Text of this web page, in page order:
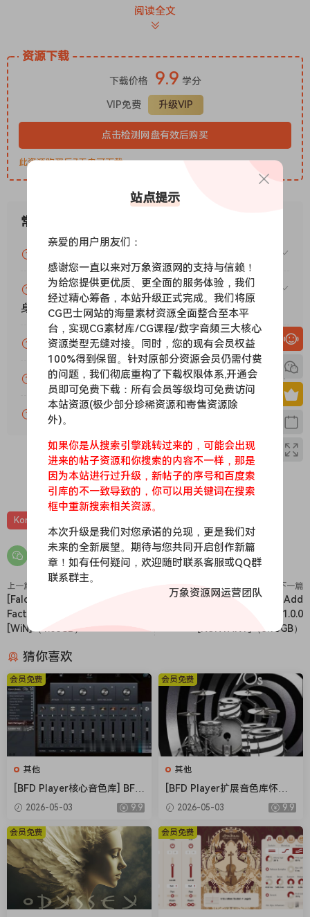
Pacific – Ensemble Strings and thus recorded in the same
space as the rest of the Pacific orchestral project, allowing
blending with the rest of the sections. There was also the
addition of a new mic position on this release: the section
mic which is somewhere between the far/AB and close but
strongly biasing towards close.
There are some familiar articulations in this library like the
marcatos which were sampled in the same way as the
marcatos on Pacific – Ensemble Strings. As well as the
shorts which were rep-sampled as usual. There’s also a
conceptualized on Voyage sessions. It’s technically
measured but loosely played and super fast and it allows a
bit more in the way of back and forth medium-to-fast
lines, almost interval-esque without being a legato patch
specifically. It has (limited) RR functionality.
P2P
阅读全文
资源下载
下载价格 9.9 学分
VIP免费 升级VIP
点击检测网盘有效后购买
此资源购买后7天内可下载。
常见问题
赞助包月VIP（或包年VIP）后能升级包年（或终
身VIP）吗？
为什么付款了未开通VIP会员？
账号可以分享或者借给别人用吗？
VIP会员剩余时间查询？
0 0
Kontakt
上一篇
[Falcon原厂音色库] UVI Falcon
Factory Library Rev2 v26.0.0
[WiN]（1.08GB）
下一篇
[旗舰级鼓组音色库]Just Add
Modern Drums v1.0.0
[KONTAKT]（3.93GB）
猜你喜欢
其他
[BFD Player核心音色库] BFD
Drums BFD Player Core Libr
ary v1.0.0.9-R2R（4.72GB）
2026-05-03 9.9
会员免费
其他
[BFD Player扩展音色库怀旧
摇滚] BFD Drums BFD Playe
r Extension London 70s v1.
0.0.13-R2R（2.71GB）
2026-05-03 9.9
会员免费
会员免费 会员免费
站点提示
亲爱的用户朋友们：
感谢您一直以来对万象资源网的支持与信赖！
为给您提供更优质、更全面的服务体验，我们
经过精心筹备，本站升级正式完成。我们将原
CG巴士网站的海量素材资源全面整合至本平
台，实现CG素材库/CG课程/数字音频三大核心
资源类型无缝对接。同时，您的现有会员权益
100%得到保留。针对原部分资源会员仍需付费
的问题，我们彻底重构了下载权限体系,开通会
员即可免费下载：所有会员等级均可免费访问
本站资源(极少部分珍稀资源和寄售资源除
外)。
如果你是从搜索引擎跳转过来的，可能会出现
进来的帖子资源和你搜索的内容不一样，那是
因为本站进行过升级，新帖子的序号和百度索
引库的不一致导致的，你可以用关键词在搜索
框中重新搜索相关资源。
本次升级是我们对您承诺的兑现，更是我们对
未来的全新展望。期待与您共同开启创作新篇
章！如有任何疑问，欢迎随时联系客服或QQ群
联系群主。
万象资源网运营团队